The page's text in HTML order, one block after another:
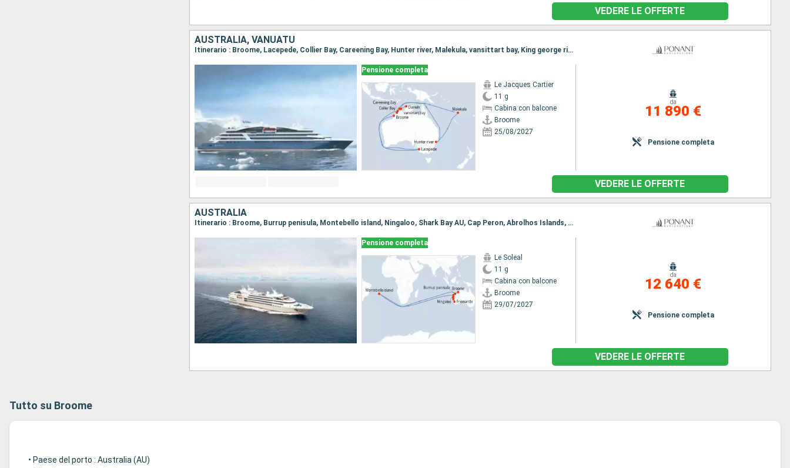
VEDERE LE OFFERTE
AUSTRALIA, VANUATU
Itinerario : Broome, Lacepede, Collier Bay, Careening Bay, Hunter river, Malekula, vansittart bay, King george river, Darwin
Pensione completa
Le Jacques Cartier
11 g
Cabina con balcone
Broome
25/08/2027
da
11 890 €
Pensione completa
VEDERE LE OFFERTE
AUSTRALIA
Itinerario : Broome, Burrup penisula, Montebello island, Ningaloo, Shark Bay AU, Cap Peron, Abrolhos Islands, Fremantle
Pensione completa
Le Soleal
11 g
Cabina con balcone
Broome
29/07/2027
da
12 640 €
Pensione completa
VEDERE LE OFFERTE
Tutto su Broome
• Paese del porto : Australia (AU)